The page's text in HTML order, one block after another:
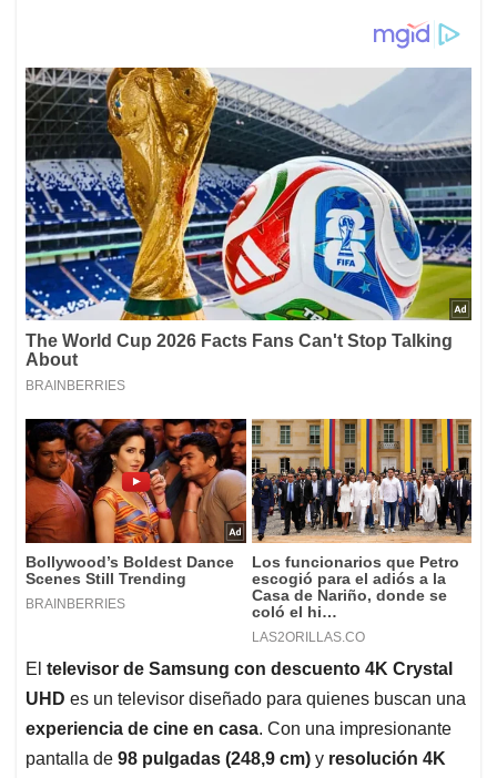
El televisor de Samsung con descuento 4K Crystal
UHD es un televisor diseñado para quienes buscan una
experiencia de cine en casa. Con una impresionante
pantalla de 98 pulgadas (248,9 cm) y resolución 4K